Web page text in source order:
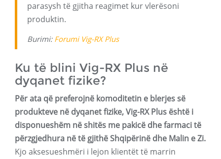
parasysh të gjitha reagimet kur vlerësoni
produktin.
Burimi: Forumi Vig-RX Plus
Ku të blini Vig-RX Plus në
dyqanet fizike?
Për ata që preferojnë komoditetin e blerjes së
produkteve në dyqanet fizike, Vig-RX Plus është i
disponueshëm në shitës me pakicë dhe farmaci të
përzgjedhura në të gjithë Shqipërinë dhe Malin e Zi.
Kjo aksesueshmëri i lejon klientët të marrin